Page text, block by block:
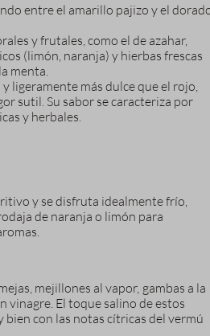
entre el amarillo pajizo y el
y frutales, como el de azahar,
(limón, naranja) y hierbas frescas
menta.
y ligeramente más dulce que el rojo,
sutil. Su sabor se caracteriza por
y herbales.
y se disfruta idealmente frío,
de naranja o limón para
mejillones al vapor, gambas a la
vinagre. El toque salino de estos
con las notas cítricas del vermú